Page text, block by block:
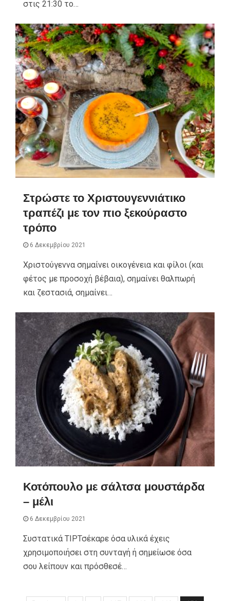
στις 21:30 το…
Στρώστε το Χριστουγεννιάτικο
τραπέζι με τον πιο ξεκούραστο
τρόπο
6 Δεκεμβρίου 2021
Χριστούγεννα σημαίνει οικογένεια και φίλοι (και
φέτος με προσοχή βέβαια), σημαίνει θαλπωρή
και ζεστασιά, σημαίνει…
Κοτόπουλο με σάλτσα μουστάρδα
– μέλι
6 Δεκεμβρίου 2021
Συστατικά TIPΤσέκαρε όσα υλικά έχεις
χρησιμοποιήσει στη συνταγή ή σημείωσε όσα
σου λείπουν και πρόσθεσέ…